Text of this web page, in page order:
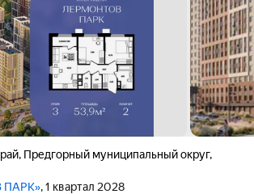
, Предгорный муниципальный округ,
, 1 квартал 2028